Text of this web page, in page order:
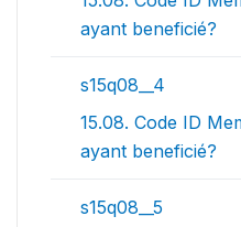
ayant beneficié?
s15q08__4
15.08. Code ID
ayant beneficié?
s15q08__5